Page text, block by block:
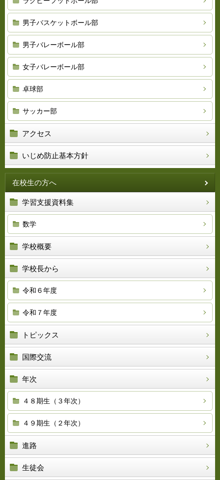
男子バスケットボール部
男子バレーボール部
女子バレーボール部
卓球部
サッカー部
アクセス
いじめ防止基本方針
在校生の方へ
学習支援資料集
数学
学校概要
学校長から
令和６年度
令和７年度
トピックス
国際交流
年次
４８期生（３年次）
４９期生（２年次）
進路
生徒会